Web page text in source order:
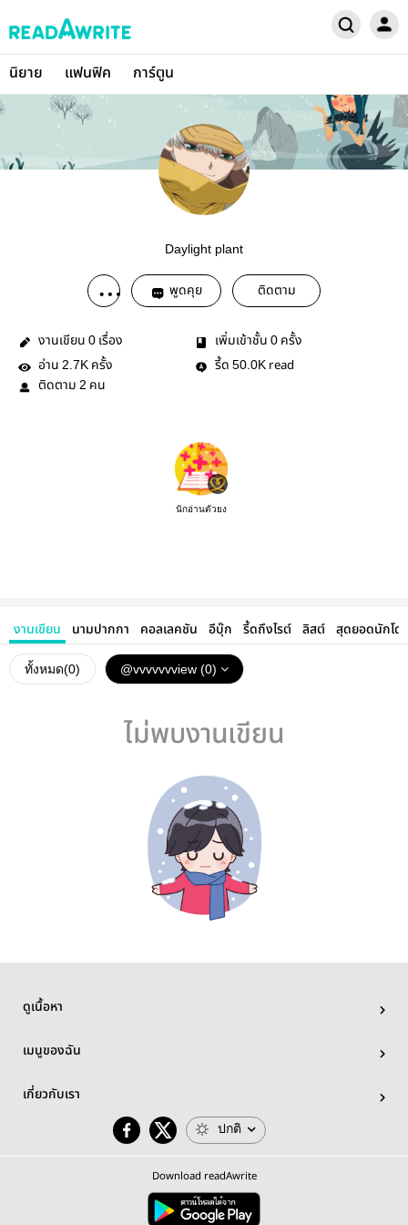
นิยาย แฟนฟิค การ์ตูน
Daylight plant
พูดคุย ติดตาม
งานเขียน 0 เรื่อง เพิ่มเข้าชั้น 0 ครั้ง
อ่าน 2.7K ครั้ง รี้ด 50.0K read
ติดตาม 2 คน
นักอ่านตัวยง
งานเขียน นามปากกา คอลเลคชัน อีบุ๊ก รี้ดถึงไรต์ ลิสต์ สุดยอดนักโด
ทั้งหมด(0) @vvvvvvview (0)
ไม่พบงานเขียน
ดูเนื้อหา
เมนูของฉัน
เกี่ยวกับเรา
ปกติ
Download readAwrite